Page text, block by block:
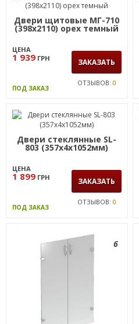
Двери щитовые МГ-710
(398х2110) орех темный
ЦЕНА
1 939 ГРН ЗАКАЗАТЬ
ПОД ЗАКАЗ
ОТЗЫВОВ: 0
Двери стеклянные SL-
803 (357х4х1052мм)
ЦЕНА
1 899 ГРН ЗАКАЗАТЬ
ПОД ЗАКАЗ
ОТЗЫВОВ: 0
6